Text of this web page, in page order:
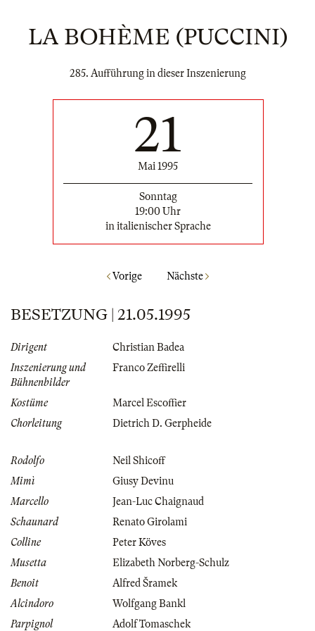
LA BOHÈME (PUCCINI)
285. Aufführung in dieser Inszenierung
21
Mai 1995
Sonntag
19:00 Uhr
in italienischer Sprache
Vorige Nächste
BESETZUNG | 21.05.1995
Dirigent
Christian Badea
Inszenierung und
Bühnenbilder
Franco Zeffirelli
Kostüme
Marcel Escoffier
Chorleitung
Dietrich D. Gerpheide
Rodolfo
Neil Shicoff
Mimì
Giusy Devinu
Marcello
Jean-Luc Chaignaud
Schaunard
Renato Girolami
Colline
Peter Köves
Musetta
Elizabeth Norberg-Schulz
Benoit
Alfred Šramek
Alcindoro
Wolfgang Bankl
Parpignol
Adolf Tomaschek